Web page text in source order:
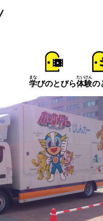
学
まな
びのとびら体験
たいけん
の